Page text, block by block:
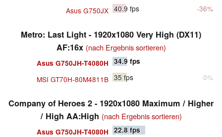
Asus G750JX 40.9 fps -36%
Metro: Last Light - 1920x1080 Very High (DX11)
AF:16x (nach Ergebnis sortieren)
Asus G750JH-T4080H 34.9 fps
MSI GT70H-80M4811B 35fps 0%
Company of Heroes 2 - 1920x1080 Maximum / Higher
/ High AA:High (nach Ergebnis sortieren)
Asus G750JH-T4080H 22.8fps